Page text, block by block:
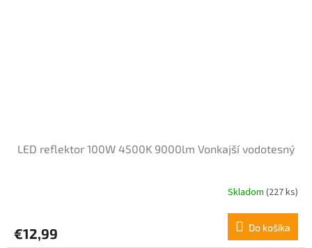
LED reflektor 100W 4500K 9000lm Vonkajší vodotesný
Skladom (227 ks)
€12,99 Do košíka